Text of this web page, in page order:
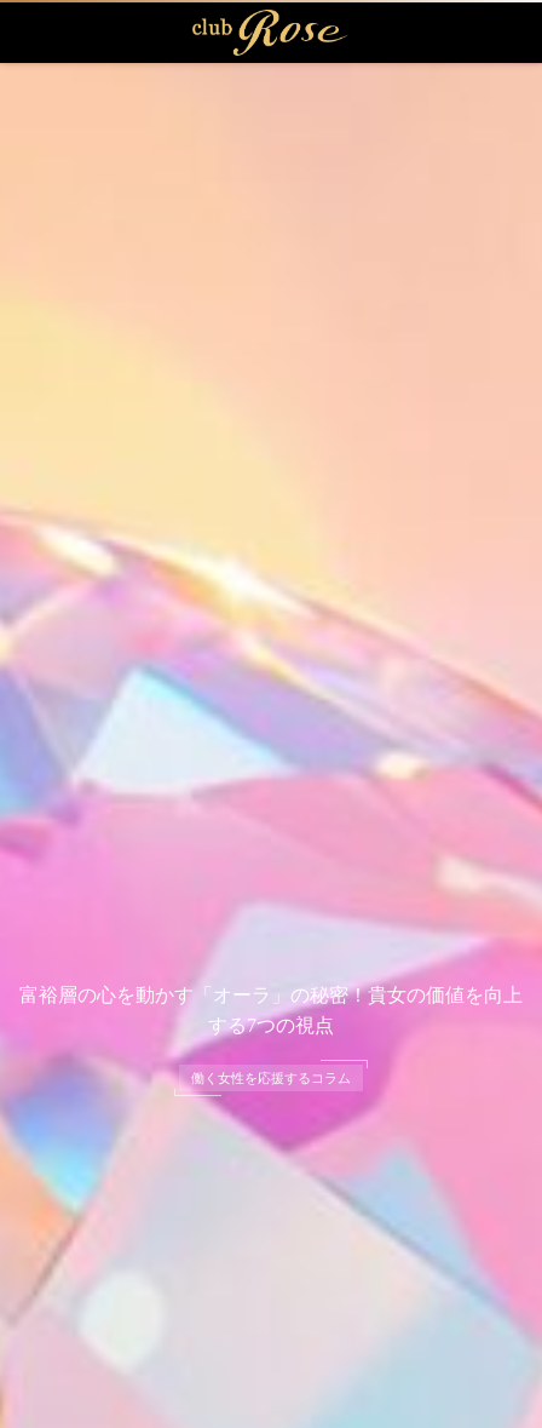
富裕層の心を動かす「オーラ」の秘密！貴女の価値を向上
する7つの視点
働く女性を応援するコラム